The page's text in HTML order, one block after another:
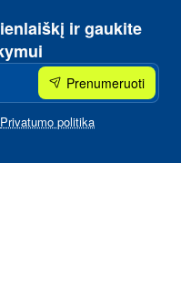
ir gaukite
Prenumeruoti
Privatumo politika